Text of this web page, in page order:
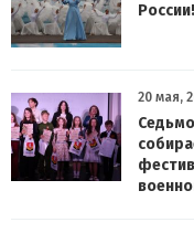
России!
20 мая,